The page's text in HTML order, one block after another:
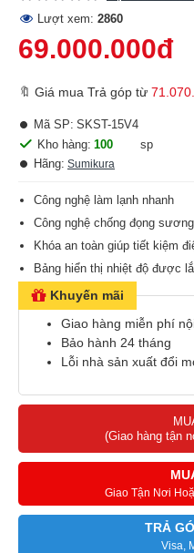
Lượt xem: 2860
69.000.000đ
🔖 Giá mua Trả góp từ
Kho hàng: 100
sp
Hãng: Sumikura
Mã SP: SKST-15V4
Công nghệ làm lạnh nhanh
Công nghệ chống đọng sương
Khóa an toàn giúp tiết kiệm
Bảng hiển thị nhiệt độ được
Khuyến mãi
Giao hàng miễn phí
Bảo hành 24 tháng
Lỗi nhà sản xuất đổi
(Giao hàng tận
Giao Tận Nơi
TRẢ
Visa,